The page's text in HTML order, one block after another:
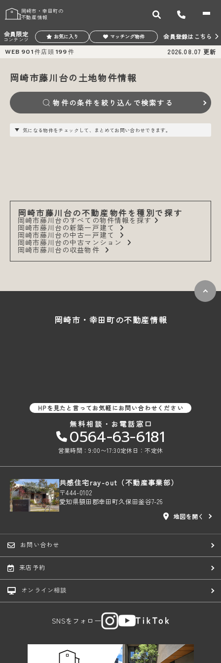
岡崎市・幸田町の
不動産情報
会員限定
コンテンツ お気に入り マッチング物件 会員登録はこちら
WEB 901件店頭 199件 2026.08.07 更新
岡崎市藤川台の土地物件情報
物件の条件を絞り込んで検索する
気になる物件をチェックして、まとめてお問い合わせできます。
岡崎市藤川台の不動産物件を種別で探す
岡崎市藤川台のすべての物件情報を探す
岡崎市藤川台の新築一戸建て
岡崎市藤川台の中古一戸建て
岡崎市藤川台の中古マンション
岡崎市藤川台の収益物件
岡崎市・幸田町の不動産情報
HPを見たと言ってお気軽にお問い合わせください
無料相談・お電話窓口
0564-63-6181
営業時間：9:00〜17:30定休日：不定休
共感住宅ray-out（不動産事業部）
〒444-0102
愛知県額田郡幸田町久保田釜谷7-26
地図を開く
お問い合わせ
来店予約
オンライン相談
SNSをフォロー